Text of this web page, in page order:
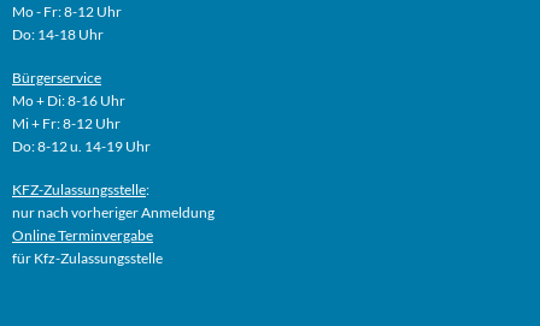
Mo - Fr: 8-12 Uhr
Do: 14-18 Uhr
Bürgerservice
Mo + Di: 8-16 Uhr
Mi + Fr: 8-12 Uhr
Do: 8-12 u. 14-19 Uhr
KFZ-Zulassungsstelle:
nur nach vorheriger Anmeldung
OnlineTerminvergabe
für Kfz-Zulassungsstelle